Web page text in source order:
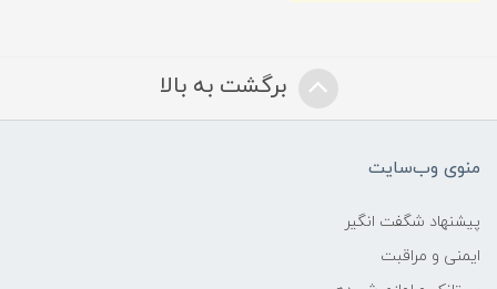
برگشت به بالا
منوی وب‌سایت
پیشنهاد شگفت انگیر
ایمنی و مراقبت